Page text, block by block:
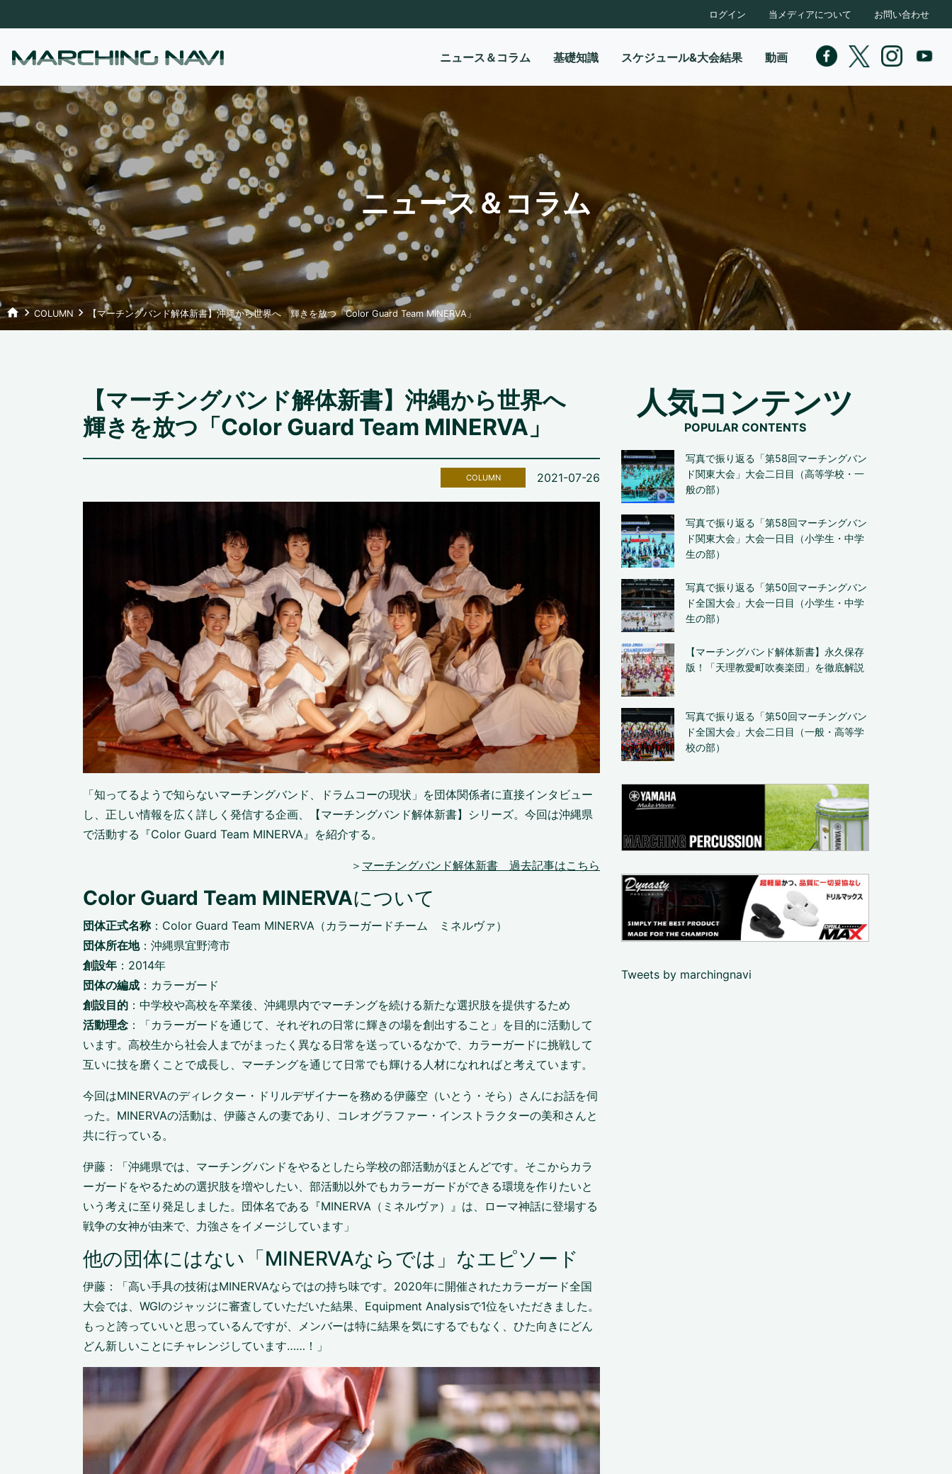
ログイン 当メディアについて お問い合わせ
ニュース＆コラム 基礎知識 スケジュール&大会結果 動画
ニュース＆コラム
homekeyboard_arrow_right COLUMN keyboard_arrow_right 【マーチングバンド解体新書】沖縄から世界へ 輝きを放つ「Color Guard Team MINERVA」
【マーチングバンド解体新書】沖縄から世界へ
輝きを放つ「Color Guard Team MINERVA」
COLUMN 2021-07-26
「知ってるようで知らないマーチングバンド、ドラムコーの現状」を団体関係者に直接インタビュー
し、正しい情報を広く詳しく発信する企画、【マーチングバンド解体新書】シリーズ。今回は沖縄県
で活動する『Color Guard Team MINERVA』を紹介する。
＞ マーチングバンド解体新書 過去記事はこちら
Color Guard Team MINERVAについて
団体正式名称：Color Guard Team MINERVA（カラーガードチーム ミネルヴァ）
団体所在地：沖縄県宜野湾市
創設年 ：2014年
団体の編成 ：カラーガード
創設目的 ：中学校や高校を卒業後、沖縄県内でマーチングを続ける新たな選択肢を提供するため
活動理念 ：「カラーガードを通じて、それぞれの日常に輝きの場を創出すること」を目的に活動して
います。高校生から社会人までがまったく異なる日常を送っているなかで、カラーガードに挑戦して
互いに技を磨くことで成長し、マーチングを通じて日常でも輝ける人材になれればと考えています。
今回はMINERVAのディレクター・ドリルデザイナーを務める伊藤空（いとう・そら）さんにお話を伺
った。MINERVAの活動は、伊藤さんの妻であり、コレオグラファー・インストラクターの美和さんと
共に行っている。
伊藤：「沖縄県では、マーチングバンドをやるとしたら学校の部活動がほとんどです。そこからカラ
ーガードをやるための選択肢を増やしたい、部活動以外でもカラーガードができる環境を作りたいと
いう考えに至り発足しました。団体名である『MINERVA（ミネルヴァ）』は、ローマ神話に登場する
戦争の女神が由来で、力強さをイメージしています」
他の団体にはない「MINERVAならでは」なエピソード
伊藤：「高い手具の技術はMINERVAならではの持ち味です。2020年に開催されたカラーガード全国
大会では、WGIのジャッジに審査していただいた結果、Equipment Analysisで1位をいただきました。
もっと誇っていいと思っているんですが、メンバーは特に結果を気にするでもなく、ひた向きにどん
どん新しいことにチャレンジしています……！」
人気コンテンツ
写真で振り返る「第58回マーチングバン
ド関東大会」大会二日目（高等学校・一
般の部）
写真で振り返る「第58回マーチングバン
ド関東大会」大会一日目（小学生・中学
生の部）
写真で振り返る「第50回マーチングバン
ド全国大会」大会一日目（小学生・中学
生の部）
【マーチングバンド解体新書】永久保存
版！「天理教愛町吹奏楽団」を徹底解説
写真で振り返る「第50回マーチングバン
ド全国大会」大会二日目（一般・高等学
校の部）
Tweets by marchingnavi